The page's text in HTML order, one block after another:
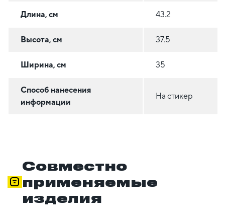
Длина, см 43.2
Высота, см 37.5
Ширина, см 35
Способ нанесения
информации
На стикер
Совместно
применяемые
изделия